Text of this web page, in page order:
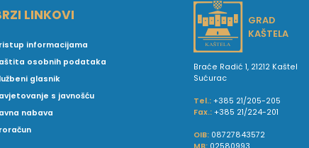
LINKOVI
informacijama
osobnih podataka
glasnik
s javnošću
nabava
GRAD
KAŠTELA
Braće Radić 1, 21212 Kaštel
Sućurac
Tel.: +385 21/205-205
Fax.: +385 21/224-201
OIB: 08727843572